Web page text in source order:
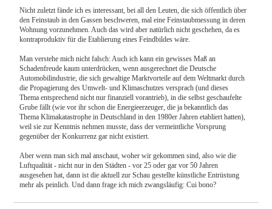
Nicht zuletzt fände ich es interessant, bei all den Leuten, die sich öffentlich über
den Feinstaub in den Gassen beschweren, mal eine Feinstaubmessung in deren
Wohnung vorzunehmen. Auch das wird aber natürlich nicht geschehen, da es
kontraproduktiv für die Etablierung eines Feindbildes wäre.
Man verstehe mich nicht falsch: Auch ich kann ein gewisses Maß an
Schadenfreude kaum unterdrücken, wenn ausgerechnet die Deutsche
Automobilindustrie, die sich gewaltige Marktvorteile auf dem Weltmarkt durch
die Propagierung des Umwelt- und Klimaschutzes versprach (und dieses
Thema entsprechend nicht nur finanziell vorantrieb), in die selbst geschaufelte
Grube fällt (wie vor ihr schon die Energieerzeuger, die ja bekanntlich das
Thema Klimakatastrophe in Deutschland in den 1980er Jahren etabliert hatten),
weil sie zur Kenntnis nehmen musste, dass der vermeintliche Vorsprung
gegenüber der Konkurrenz gar nicht existiert.
Aber wenn man sich mal anschaut, woher wir gekommen sind, also wie die
Luftqualität - nicht nur in den Städten - vor 25 oder gar vor 50 Jahren
ausgesehen hat, dann ist die aktuell zur Schau gestellte künstliche Entrüstung
mehr als peinlich. Und dann frage ich mich zwangsläufig: Cui bono?